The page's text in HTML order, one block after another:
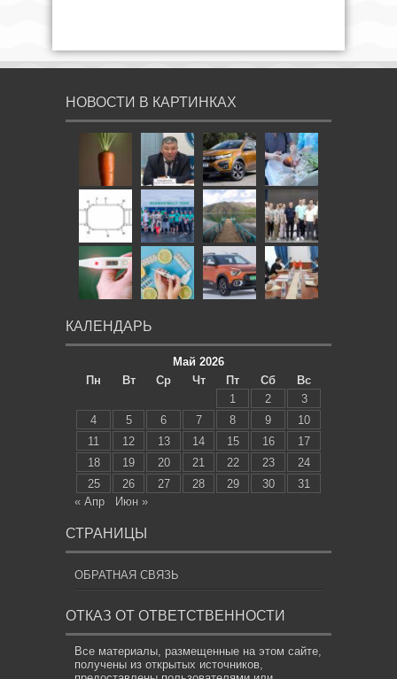
НОВОСТИ В КАРТИНКАХ
КАЛЕНДАРЬ
Май 2026
Пн
Вт Ср Чт Пт Сб
Вс
1
2
3
4
5 6 7 8 9
10
11
12 13 14 15 16
17
18
19 20 21 22 23
24
25
26 27 28 29 30
31
« Апр
Июн »
СТРАНИЦЫ
ОБРАТНАЯ СВЯЗЬ
ОТКАЗ ОТ ОТВЕТСТВЕННОСТИ
Все материалы, размещенные на этом сайте,
получены из открытых источников,